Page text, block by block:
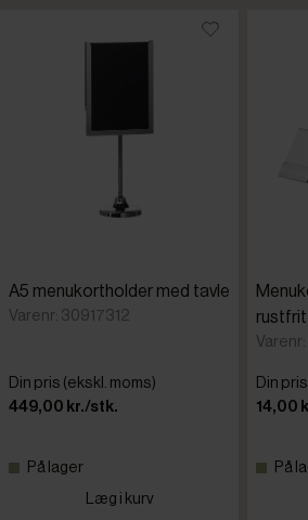
Højeste pris
Tilføjet for nylig
A5 menukortholder med tavle
Varenr: 30917312
Din pris (ekskl. moms)
449,00 kr./stk.
På lager
Læg i kurv
rustfrit
Din
14,00
På